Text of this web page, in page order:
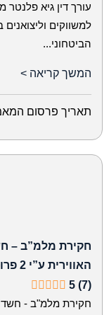
עורך דין גיא פלנטר
למשווקים
הביטחוני...
המשך קריאה >
תאריך פרסום
חקירת מלמ”ב –
האווירית ע”י 2 פרופסורים; סגירת תיק פלילי בשימוע
5 (7)
חקירת מלמ"ב - חשד